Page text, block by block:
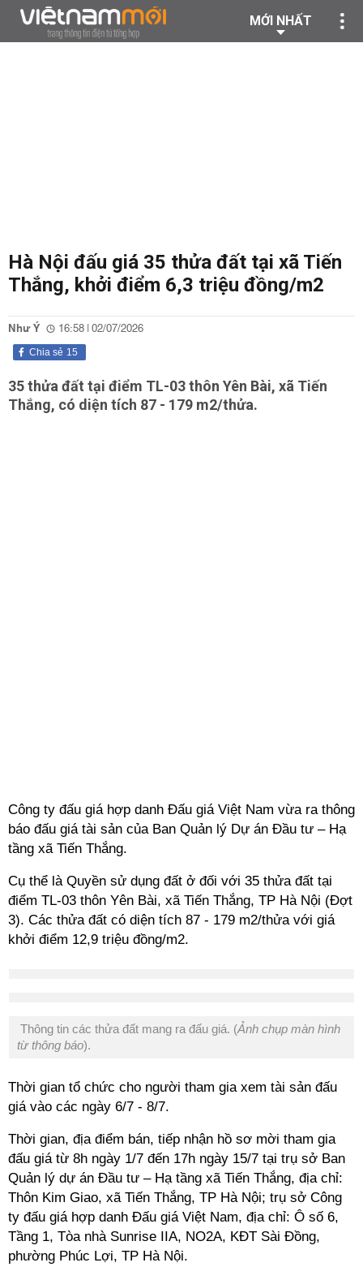
MỚI NHẤT
Hà Nội đấu giá 35 thửa đất tại xã Tiến
Thắng, khởi điểm 6,3 triệu đồng/m2
Như Ý 16:58 | 02/07/2026
15
Chia sẻ
35 thửa đất tại điểm TL-03 thôn Yên Bài, xã Tiến
Thắng, có diện tích 87 - 179 m2/thửa.
Công ty đấu giá hợp danh Đấu giá Việt Nam vừa ra thông
báo đấu giá tài sản của Ban Quản lý Dự án Đầu tư – Hạ
tầng xã Tiến Thắng.
Cụ thể là Quyền sử dụng đất ở đối với 35 thửa đất tại
điểm TL-03 thôn Yên Bài, xã Tiến Thắng, TP Hà Nội (Đợt
3). Các thửa đất có diện tích 87 - 179 m2/thửa với giá
khởi điểm 12,9 triệu đồng/m2.
Thông tin các thửa đất mang ra đấu giá. (Ảnh chụp màn hình
từ thông báo).
Thời gian tổ chức cho người tham gia xem tài sản đấu
giá vào các ngày 6/7 - 8/7.
Thời gian, địa điểm bán, tiếp nhận hồ sơ mời tham gia
đấu giá từ 8h ngày 1/7 đến 17h ngày 15/7 tại trụ sở Ban
Quản lý dự án Đầu tư – Hạ tầng xã Tiến Thắng, địa chỉ:
Thôn Kim Giao, xã Tiến Thắng, TP Hà Nội; trụ sở Công
ty đấu giá hợp danh Đấu giá Việt Nam, địa chỉ: Ô số 6,
Tầng 1, Tòa nhà Sunrise IIA, NO2A, KĐT Sài Đồng,
phường Phúc Lợi, TP Hà Nội.